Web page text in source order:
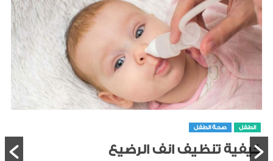
الطفل صحة الطفل
كيفية تنظيف انف الرضيع